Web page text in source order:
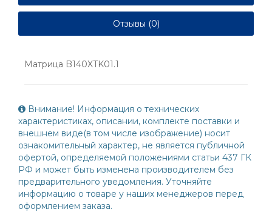
Отзывы (0)
Матрица B140XTK01.1
Внимание! Информация о технических
характеристиках, описании, комплекте поставки и
внешнем виде(в том числе изображение) носит
ознакомительный характер, не является публичной
офертой, определяемой положениями статьи 437 ГК
РФ и может быть изменена производителем без
предварительного уведомления. Уточняйте
информацию о товаре у наших менеджеров перед
оформлением заказа.